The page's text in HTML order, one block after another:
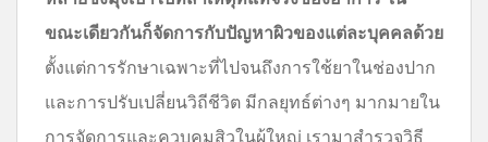
ขณะเดียวกันก็จัดการกับปัญหาผิวของแต่ละบุคคลด้วย
ตั้งแต่การรักษาเฉพาะที่ไปจนถึงการใช้ยาในช่องปาก
และการปรับเปลี่ยนวิถีชีวิต มีกลยุทธ์ต่างๆ มากมายใน
การจัดการและควบคุมสิวในผู้ใหญ่ เรามาสำรวจวิธี